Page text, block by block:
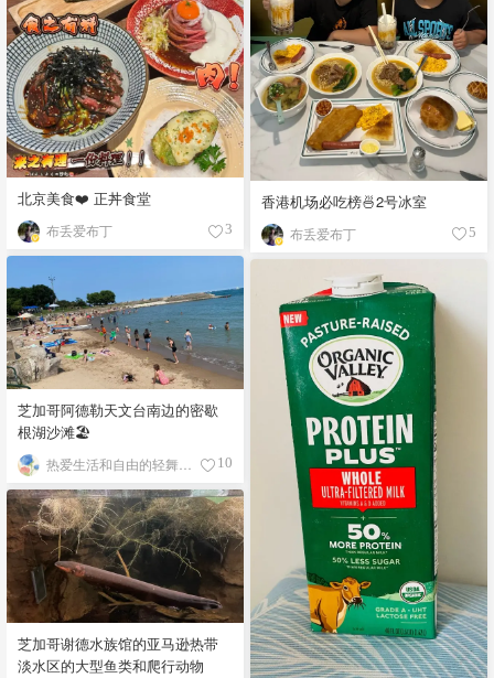
香港机场必吃榜🍜2号冰室
布丢爱布丁 5
北京美食❤️ 正丼食堂
布丢爱布丁 3
芝加哥阿德勒天文台南边的密歇
根湖沙滩🏖️
10
芝加哥谢德水族馆的亚马逊热带
淡水区的大型鱼类和爬行动物